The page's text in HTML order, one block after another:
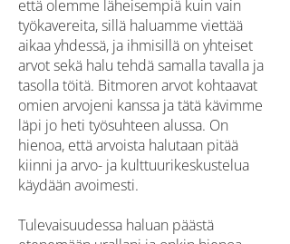
että olemme läheisempiä kuin vain
työkavereita, sillä haluamme viettää
aikaa yhdessä, ja ihmisillä on yhteiset
arvot sekä halu tehdä samalla tavalla ja
tasolla töitä. Bitmoren arvot kohtaavat
omien arvojeni kanssa ja tätä kävimme
läpi jo heti työsuhteen alussa. On
hienoa, että arvoista halutaan pitää
kiinni ja arvo- ja kulttuurikeskustelua
käydään avoimesti.
Tulevaisuudessa haluan päästä